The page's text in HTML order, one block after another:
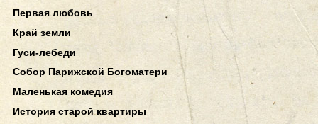
Первая любовь
Край земли
Гуси-лебеди
Собор Парижской Богоматери
Маленькая комедия
История старой квартиры